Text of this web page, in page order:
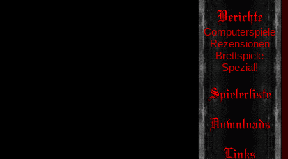
Computerspiele
Rezensionen
Brettspiele
Spezial!